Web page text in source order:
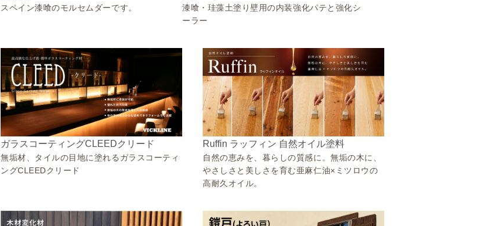
スペイン漆喰のモルセムダーです。
漆喰・珪藻土塗り壁用の内装強化パテと強化シ
ーラー
ガラスコーティングCLEEDクリード
無垢材、タイルの目地に塗れるガラスコーティ
ングCLEEDクリード
Ruffin ラッフィン 自然オイル塗料
自然の恵みを、暮らしの質感に。無垢の木に、
やさしさと美しさを育む亜麻仁油×ミツロウの
高耐久オイル。